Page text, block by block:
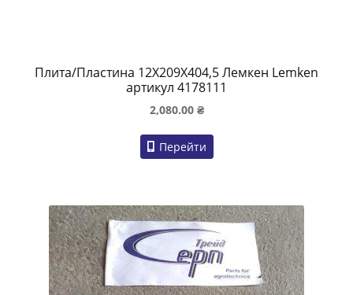
Плита/Пластина 12X209X404,5 Лемкен Lemken
артикул 4178111
2,080.00 ₴
Перейти